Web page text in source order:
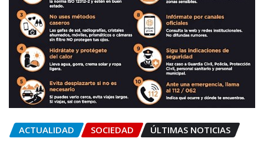
ACTUALIDAD SOCIEDAD ÚLTIMAS NOTICIAS